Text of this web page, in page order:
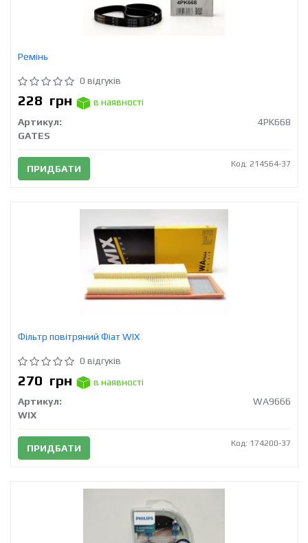
Ремінь
0 відгуків
228 грн
в наявності
Артикул:
4PK668
GATES
ПРИДБАТИ Код: 214564-37
Фільтр повітряний Фіат WIX
0 відгуків
270 грн
в наявності
Артикул:
WA9666
WIX
ПРИДБАТИ Код: 174200-37